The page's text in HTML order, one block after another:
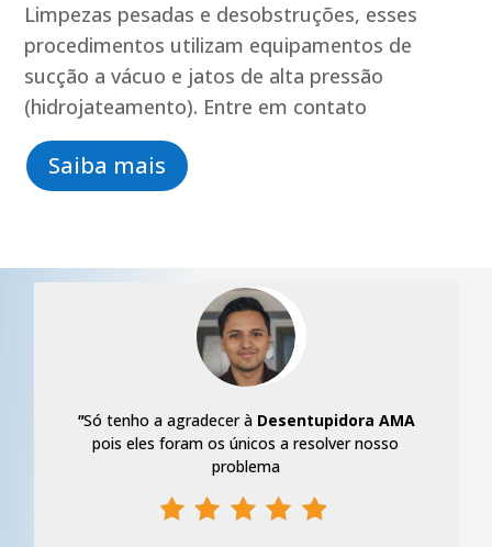
Limpezas pesadas e desobstruções, esses
procedimentos utilizam equipamentos de
sucção a vácuo e jatos de alta pressão
(hidrojateamento). Entre em contato
Saiba mais
"Só tenho a agradecer à Desentupidora AMA
pois eles foram os únicos a resolver nosso
problema